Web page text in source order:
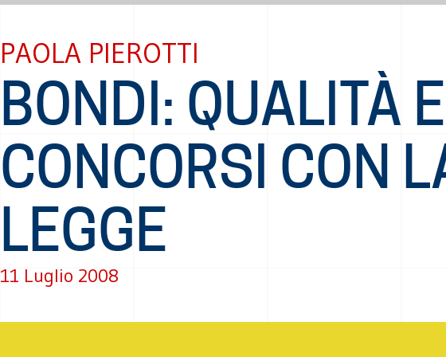
PAOLA PIEROTTI
BONDI: QUALITÀ E
CONCORSI CON
LEGGE
11 Luglio 2008